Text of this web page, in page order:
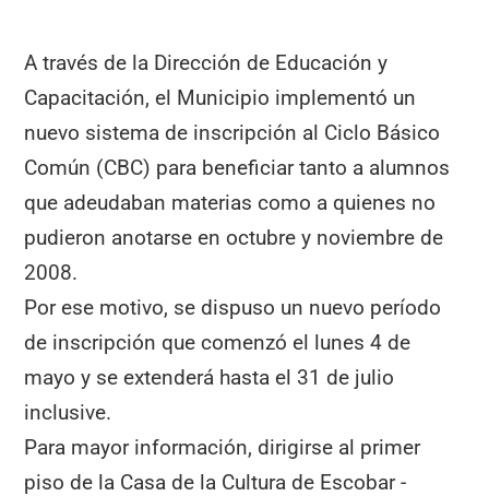
b
o
o
k
A
p
p
a
m
ar
tir
A través de la Dirección de Educación y
Capacitación, el Municipio implementó un
nuevo sistema de inscripción al Ciclo Básico
Común (CBC) para beneficiar tanto a alumnos
que adeudaban materias como a quienes no
pudieron anotarse en octubre y noviembre de
2008.
Por ese motivo, se dispuso un nuevo período
de inscripción que comenzó el lunes 4 de
mayo y se extenderá hasta el 31 de julio
inclusive.
Para mayor información, dirigirse al primer
piso de la Casa de la Cultura de Escobar -